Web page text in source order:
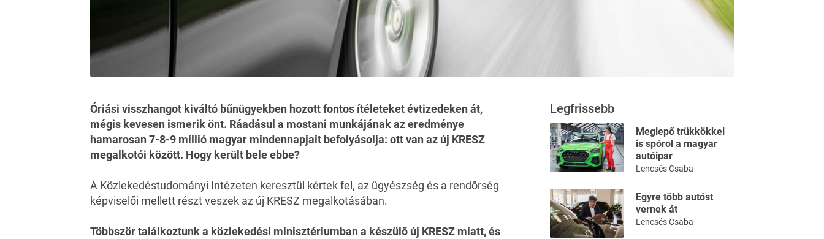
Óriási visszhangot kiváltó bűnügyekben hozott fontos ítéleteket évtizedeken át,
mégis kevesen ismerik önt. Ráadásul a mostani munkájának az eredménye
hamarosan 7-8-9 millió magyar mindennapjait befolyásolja: ott van az új KRESZ
megalkotói között. Hogy került bele ebbe?
A Közlekedéstudományi Intézeten keresztül kértek fel, az ügyészség és a rendőrség
képviselői mellett részt veszek az új KRESZ megalkotásában.
Többször találkoztunk a közlekedési minisztériumban a készülő új KRESZ miatt, és
Legfrissebb
Meglepő trükkökkel
is spórol a magyar
autóipar
Lencsés Csaba
Egyre több autóst
vernek át
Lencsés Csaba